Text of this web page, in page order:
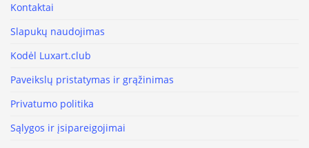
Kontaktai
Slapukų naudojimas
Kodėl Luxart.club
Paveikslų pristatymas ir grąžinimas
Privatumo politika
Sąlygos ir įsipareigojimai